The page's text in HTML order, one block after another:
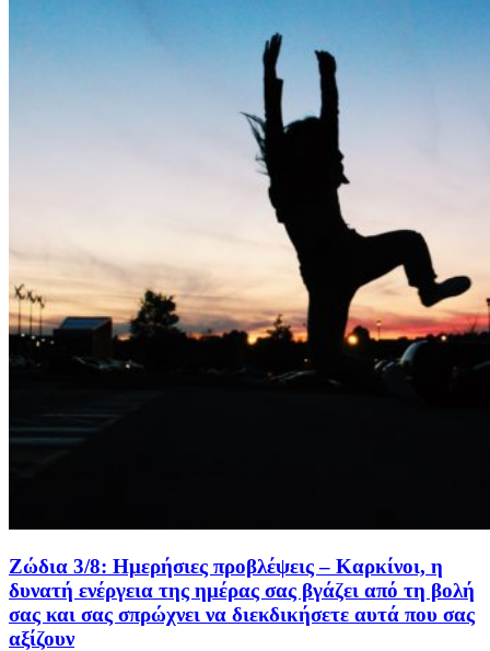
Ζώδια 3/8: Ημερήσιες προβλέψεις – Καρκίνοι, η
δυνατή ενέργεια της ημέρας σας βγάζει από τη βολή
σας και σας σπρώχνει να διεκδικήσετε αυτά που σας
αξίζουν